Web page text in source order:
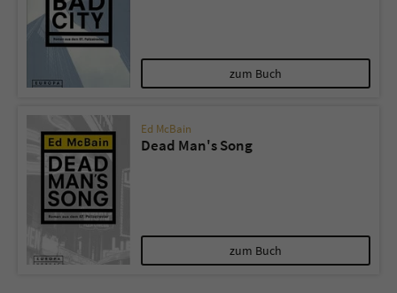
zum Buch
Ed McBain
Dead Man's Song
zum Buch